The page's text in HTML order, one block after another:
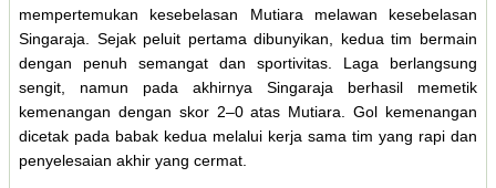
mempertemukan kesebelasan Mutiara melawan kesebelasan
Singaraja. Sejak peluit pertama dibunyikan, kedua tim bermain
dengan penuh semangat dan sportivitas. Laga berlangsung
sengit, namun pada akhirnya Singaraja berhasil memetik
kemenangan dengan skor 2–0 atas Mutiara. Gol kemenangan
dicetak pada babak kedua melalui kerja sama tim yang rapi dan
penyelesaian akhir yang cermat.